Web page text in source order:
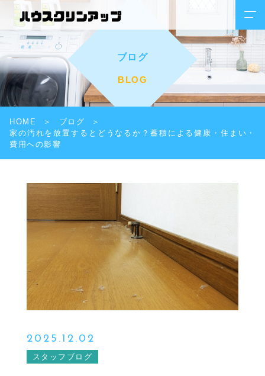
ブログ
BLOG
HOME
ブログ
家の汚れを放置するとどうなるか？蓄積による健康・住まい・
費用への影響
2025.12.02
スタッフブログ